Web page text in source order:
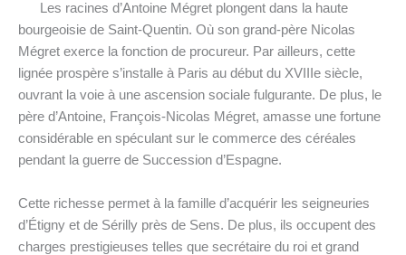
Les racines d’Antoine Mégret plongent dans la haute
bourgeoisie de Saint-Quentin. Où son grand-père Nicolas
Mégret exerce la fonction de procureur. Par ailleurs, cette
lignée prospère s’installe à Paris au début du XVIIIe siècle,
ouvrant la voie à une ascension sociale fulgurante. De plus, le
père d’Antoine, François-Nicolas Mégret, amasse une fortune
considérable en spéculant sur le commerce des céréales
pendant la guerre de Succession d’Espagne.
Cette richesse permet à la famille d’acquérir les seigneuries
d’Étigny et de Sérilly près de Sens. De plus, ils occupent des
charges prestigieuses telles que secrétaire du roi et grand